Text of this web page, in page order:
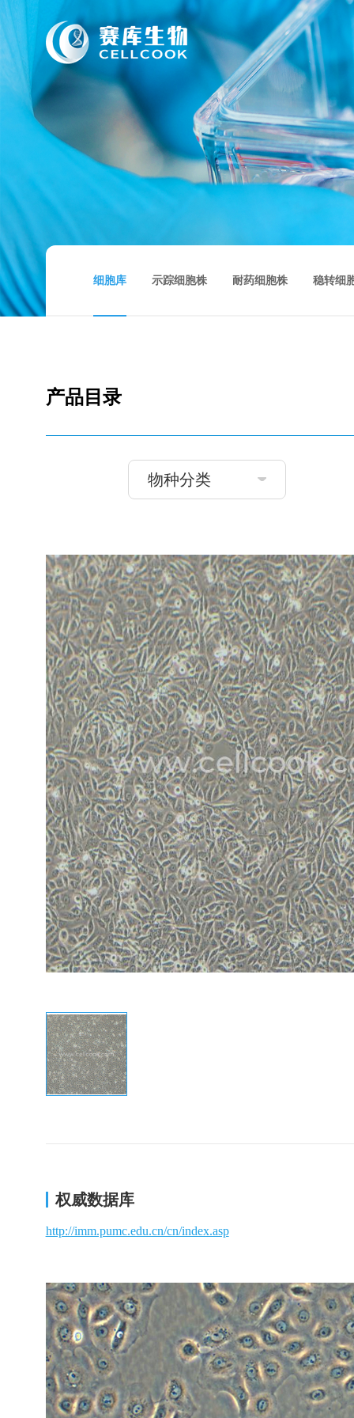
细胞库 示踪细胞株 耐药细胞株 稳转细
产品目录
物种分类
权威数据库
http://imm.pumc.edu.cn/cn/index.asp